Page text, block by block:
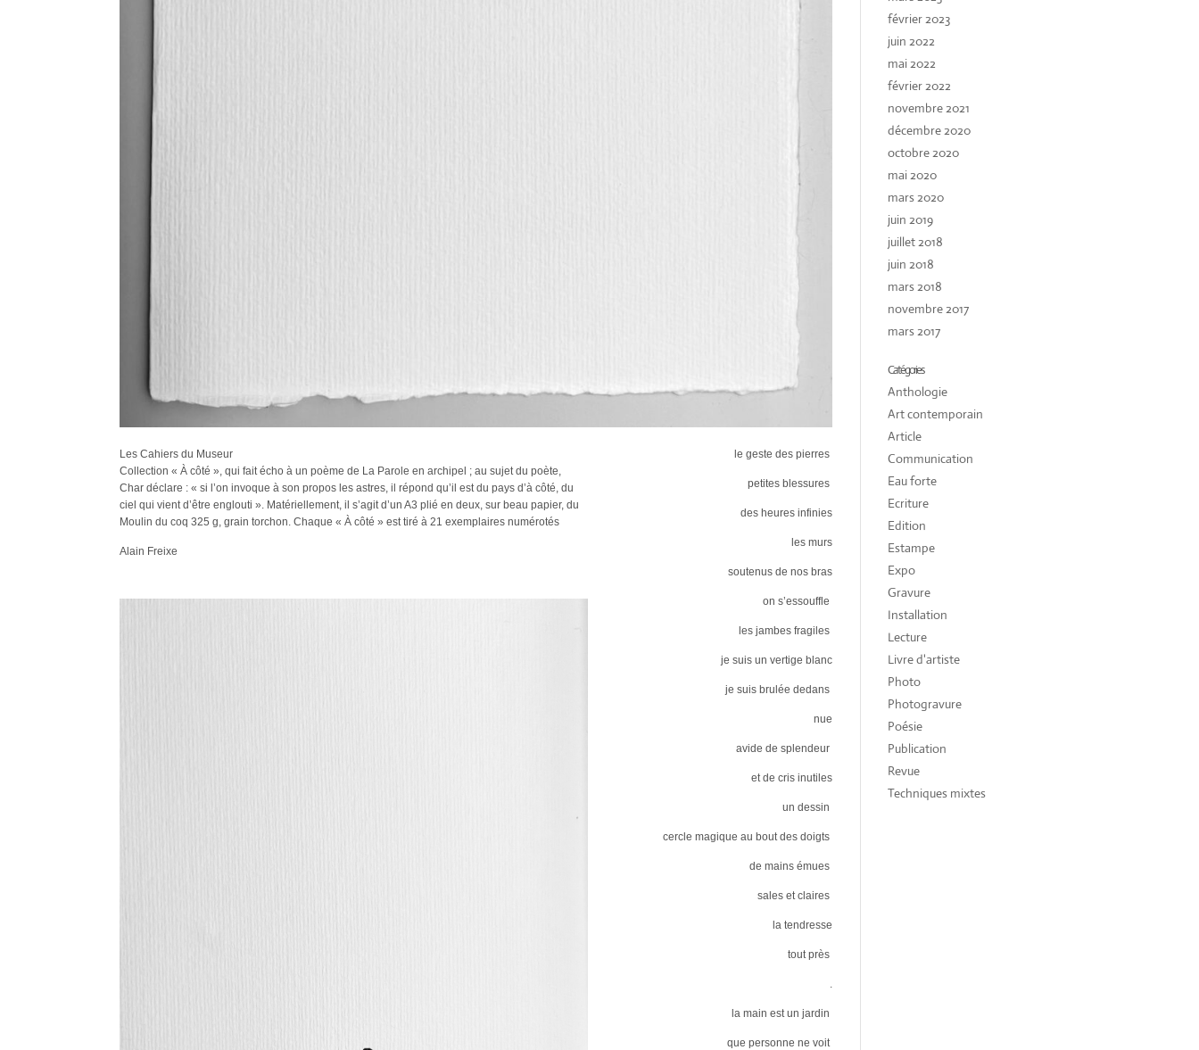
Les Cahiers du Museur
Collection « À côté », qui fait écho à un poème de La Parole en archipel ; au sujet du poète,
Char déclare : « si l’on invoque à son propos les astres, il répond qu’il est du pays d’à côté, du
ciel qui vient d’être englouti ». Matériellement, il s’agit d’un A3 plié en deux, sur beau papier, du
Moulin du coq 325 g, grain torchon. Chaque « À côté » est tiré à 21 exemplaires numérotés
Alain Freixe
le geste des pierres
petites blessures
des heures infinies
les murs
soutenus de nos bras
on s’essouffle
les jambes fragiles
je suis un vertige blanc
je suis brulée dedans
nue
avide de splendeur
et de cris inutiles
un dessin
cercle magique au bout des doigts
de mains émues
sales et claires
la tendresse
tout près
.
la main est un jardin
que personne ne voit
février 2023
juin 2022
mai 2022
février 2022
novembre 2021
décembre 2020
octobre 2020
mai 2020
mars 2020
juin 2019
juillet 2018
juin 2018
mars 2018
novembre 2017
mars 2017
Catégories
Anthologie
Art contemporain
Article
Communication
Eau forte
Ecriture
Edition
Estampe
Expo
Gravure
Installation
Lecture
Livre d'artiste
Photo
Photogravure
Poésie
Publication
Revue
Techniques mixtes